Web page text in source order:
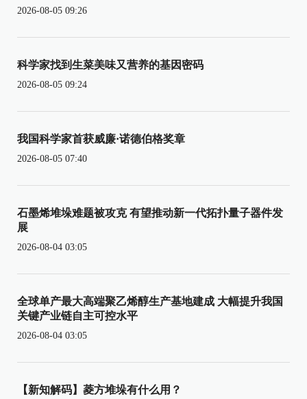
2026-08-05 09:26
科学家找到生菜美味又营养的基因密码
2026-08-05 09:24
我国科学家首获威廉·诺德伯格奖章
2026-08-05 07:40
石墨烯堆垛难题被攻克 有望推动新一代拓扑量子器件发
展
2026-08-04 03:05
全球单产最大高端聚乙烯醇生产基地建成 大幅提升我国
关键产业链自主可控水平
2026-08-04 03:05
【新知解码】菱方堆垛有什么用？